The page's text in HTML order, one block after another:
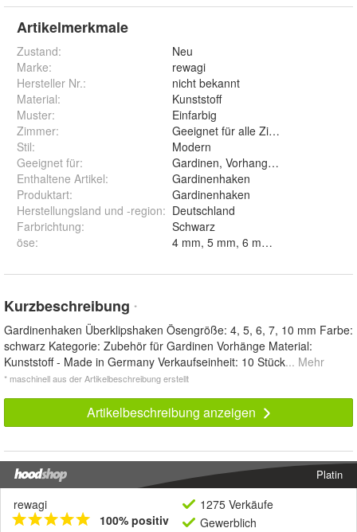
Artikelmerkmale
Zustand:
Neu
Marke:
rewagi
Hersteller Nr.:
nicht bekannt
Material:
Kunststoff
Muster:
Einfarbig
Zimmer:
Geeignet für alle Zimmer
Stil:
Modern
Geeignet für:
Gardinen, Vorhang, Flächenvorhang
Enthaltene Artikel:
Gardinenhaken
Produktart:
Gardinenhaken
Herstellungsland und -region: Deutschland
Farbrichtung:
Schwarz
öse:
Kurzbeschreibung *
Gardinenhaken Überklipshaken Ösengröße: 4, 5, 6, 7, 10 mm Farbe:
schwarz Kategorie: Zubehör für Gardinen Vorhänge Material:
Kunststoff - Made in Germany Verkaufseinheit: 10 Stück... Mehr
* maschinell aus der Artikelbeschreibung erstellt
Artikelbeschreibung anzeigen
Platin
rewagi
100% positiv
1275 Verkäufe
Gewerblich